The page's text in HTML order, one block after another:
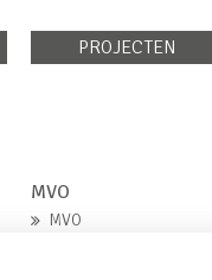
PROJECTEN
MVO
MVO